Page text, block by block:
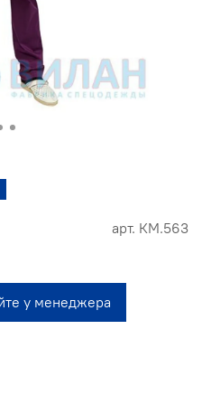
арт. КМ.563
у менеджера